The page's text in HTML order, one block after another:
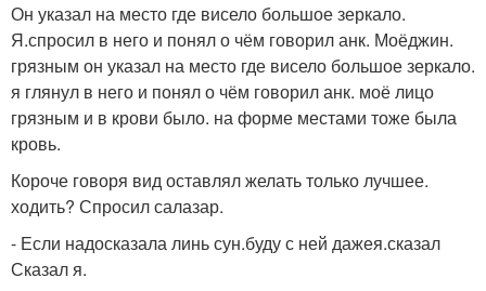
Он указал на место где висело большое зеркало.
Я.спросил в него и понял о чём говорил анк. Моёджин.
грязным он указал на место где висело большое зеркало.
я глянул в него и понял о чём говорил анк. моё лицо
грязным и в крови было. на форме местами тоже была
кровь.
Короче говоря вид оставлял желать только лучшее.
ходить? Спросил салазар.
- Если надосказала линь сун.буду с ней дажея.сказал
Сказал я.